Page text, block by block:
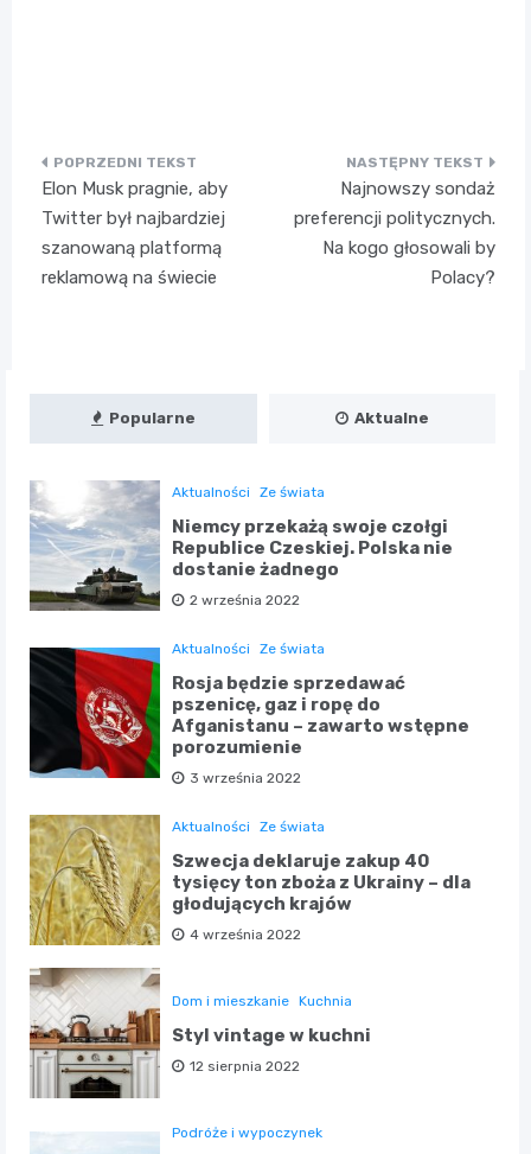
Nawigacja
wpisu
Elon Musk pragnie, aby
Twitter był najbardziej
szanowaną platformą
reklamową na świecie
Najnowszy sondaż
preferencji politycznych.
Na kogo głosowali by
Polacy?
Popularne Aktualne
Aktualności Ze świata
Niemcy przekażą swoje czołgi
Republice Czeskiej. Polska nie
dostanie żadnego
2 września 2022
Aktualności Ze świata
Rosja będzie sprzedawać
pszenicę, gaz i ropę do
Afganistanu – zawarto wstępne
porozumienie
3 września 2022
Aktualności Ze świata
Szwecja deklaruje zakup 40
tysięcy ton zboża z Ukrainy – dla
głodujących krajów
4 września 2022
Dom i mieszkanie Kuchnia
Styl vintage w kuchni
12 sierpnia 2022
Podróże i wypoczynek